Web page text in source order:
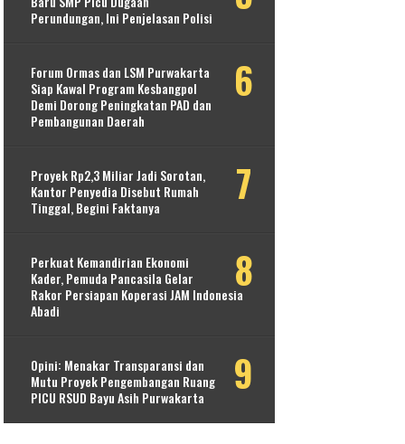
Perundungan, Ini Penjelasan Polisi
Forum Ormas dan LSM Purwakarta
Siap Kawal Program Kesbangpol
Demi Dorong Peningkatan PAD dan
Pembangunan Daerah
Proyek Rp2,3 Miliar Jadi Sorotan,
Kantor Penyedia Disebut Rumah
Tinggal, Begini Faktanya
Perkuat Kemandirian Ekonomi
Kader, Pemuda Pancasila Gelar
Rakor Persiapan Koperasi JAM Indonesia
Abadi
Opini: Menakar Transparansi dan
Mutu Proyek Pengembangan Ruang
PICU RSUD Bayu Asih Purwakarta